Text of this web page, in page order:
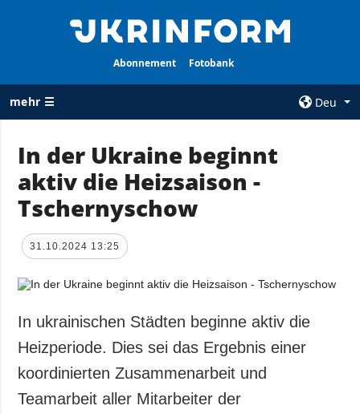
Abonnement Fotobank
mehr ☰
Deu
ALLE
RUBRIKEN
Krieg
Wiederaufbau
Politik
Wirtschaft
Militär
Gesellschaft und
AGENTUR
Politik zur
und zum Schutz
personenbezogener
Daten
In der Ukraine beginnt
aktiv die Heizsaison -
Tschernyschow
31.10.2024 13:25
In ukrainischen Städten beginne aktiv die
Heizperiode. Dies sei das Ergebnis einer
koordinierten Zusammenarbeit und
Teamarbeit aller Mitarbeiter der